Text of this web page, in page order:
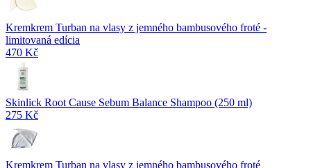
Kremkrem Turban na vlasy z jemného bambusového froté -
limitovaná edícia
470 Kč
Skinlick Root Cause Sebum Balance Shampoo (250 ml)
275 Kč
Kremkrem Turban na vlasy z jemného bambusového froté